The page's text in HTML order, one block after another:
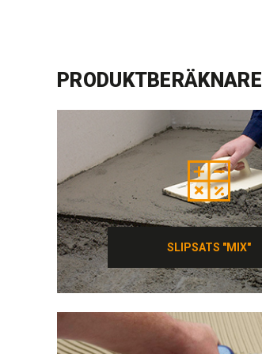
PRODUKTBERÄKNARE
SLIPSATS "MIX"
SLIPSATS "MIX"